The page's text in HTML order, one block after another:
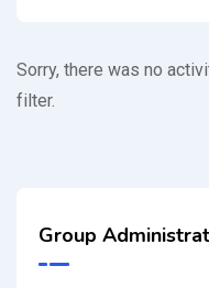
Sorry, there was no
filter.
Group